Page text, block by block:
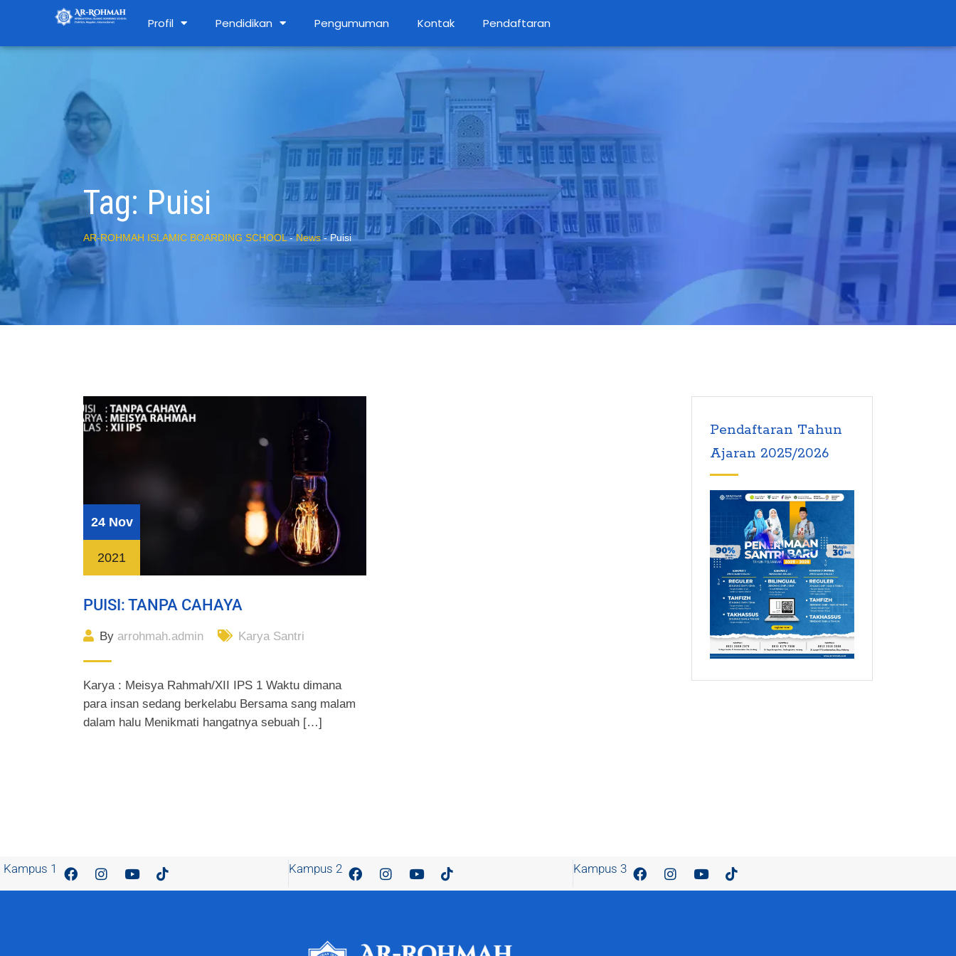
Profil Pendidikan Pengumuman Kontak Pendaftaran
Tag: Puisi
AR-ROHMAH ISLAMIC BOARDING SCHOOL-News-Puisi
24 Nov
2021
PUISI: TANPA CAHAYA
By arrohmah.admin Karya Santri
Karya : Meisya Rahmah/XII IPS 1 Waktu dimana
para insan sedang berkelabu Bersama sang malam
dalam halu Menikmati hangatnya sebuah […]
Pendaftaran Tahun
Ajaran 2025/2026
Kampus 1 Kampus 2 Kampus 3